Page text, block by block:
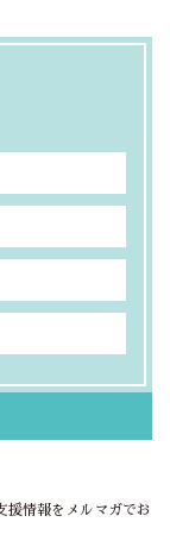
援情報をメルマガでお